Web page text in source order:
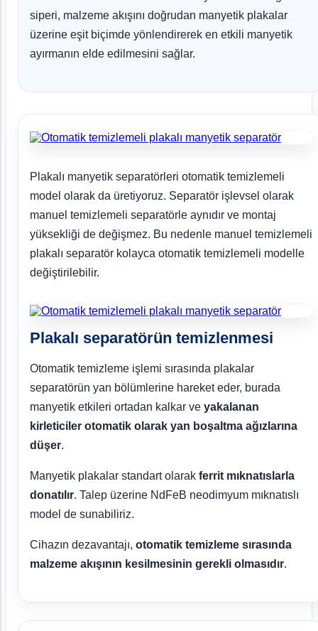
siperi, malzeme akışını doğrudan manyetik plakalar
üzerine eşit biçimde yönlendirerek en etkili manyetik
ayırmanın elde edilmesini sağlar.
Plakalı manyetik separatörleri otomatik temizlemeli
model olarak da üretiyoruz. Separatör işlevsel olarak
manuel temizlemeli separatörle aynıdır ve montaj
yüksekliği de değişmez. Bu nedenle manuel temizlemeli
plakalı separatör kolayca otomatik temizlemeli modelle
değiştirilebilir.
Plakalı separatörün temizlenmesi
Otomatik temizleme işlemi sırasında plakalar
separatörün yan bölümlerine hareket eder, burada
manyetik etkileri ortadan kalkar ve yakalanan
kirleticiler otomatik olarak yan boşaltma ağızlarına
düşer.
Manyetik plakalar standart olarak ferrit mıknatıslarla
donatılır. Talep üzerine NdFeB neodimyum mıknatıslı
model de sunabiliriz.
Cihazın dezavantajı, otomatik temizleme sırasında
malzeme akışının kesilmesinin gerekli olmasıdır.